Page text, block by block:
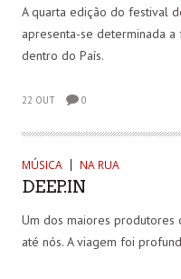
A quarta edição do festival
apresenta-se determinada
dentro do País.
22 OUT 0
MÚSICA NA RUA
DEEP.IN
Um dos maiores produtores
até nós. A viagem foi